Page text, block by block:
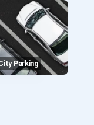
City Parking